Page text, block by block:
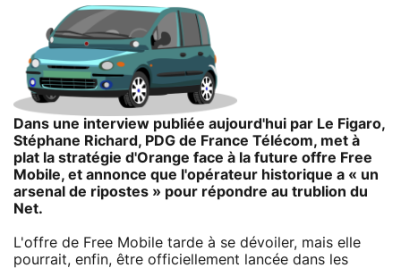
Dans une interview publiée aujourd'hui par Le Figaro,
Stéphane Richard, PDG de France Télécom, met à
plat la stratégie d'Orange face à la future offre Free
Mobile, et annonce que l'opérateur historique a « un
arsenal de ripostes » pour répondre au trublion du
Net.
L'offre de Free Mobile tarde à se dévoiler, mais elle
pourrait, enfin, être officiellement lancée dans les